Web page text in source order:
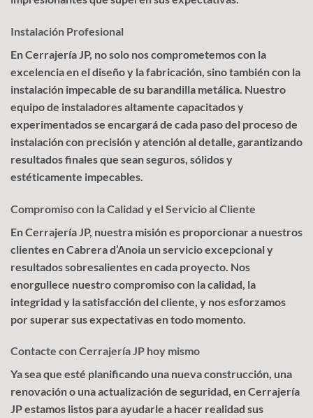
Instalación Profesional
En Cerrajería JP, no solo nos comprometemos con la
excelencia en el diseño y la fabricación, sino también con la
instalación impecable de su barandilla metálica. Nuestro
equipo de instaladores altamente capacitados y
experimentados se encargará de cada paso del proceso de
instalación con precisión y atención al detalle, garantizando
resultados finales que sean seguros, sólidos y
estéticamente impecables.
Compromiso con la Calidad y el Servicio al Cliente
En Cerrajería JP, nuestra misión es proporcionar a nuestros
clientes en Cabrera d’Anoia un servicio excepcional y
resultados sobresalientes en cada proyecto. Nos
enorgullece nuestro compromiso con la calidad, la
integridad y la satisfacción del cliente, y nos esforzamos
por superar sus expectativas en todo momento.
Contacte con Cerrajería JP hoy mismo
Ya sea que esté planificando una nueva construcción, una
renovación o una actualización de seguridad, en Cerrajería
JP estamos listos para ayudarle a hacer realidad sus